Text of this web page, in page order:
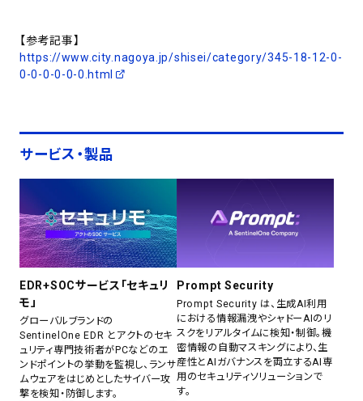
【参考記事】
https://www.city.nagoya.jp/shisei/category/345-18-12-0-
0-0-0-0-0-0.html
サービス・製品
EDR+SOCサービス「セキュリ
モ」
グローバルブランドの
SentinelOne EDR とアクトのセキ
ュリティ専門技術者がPCなどのエ
ンドポイントの挙動を監視し、ランサ
ムウェアをはじめとしたサイバー攻
撃を検知・防御します。
Prompt Security
Prompt Security は、生成AI利用
における情報漏洩やシャドーAIのリ
スクをリアルタイムに検知・制御。機
密情報の自動マスキングにより、生
産性とAIガバナンスを両立するAI専
用のセキュリティソリューションで
す。